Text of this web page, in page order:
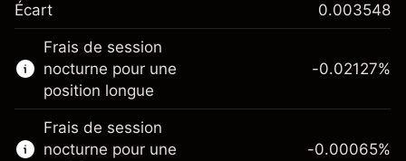
Cet instrument financier est disponible pour
le trading via les CFD et les Knock-outs.
En savoir plus sur :
CFD
Knock-outs
Écart 0.003548
Frais de session
nocturne pour une
position longue
-0.02127%
Frais de session
nocturne pour une
-0.00065%